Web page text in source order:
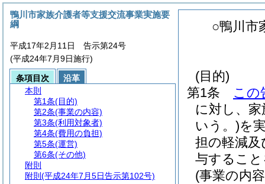
○鴨川市
(目的)
第1条
この
に対し、
いう。)を
担の軽減
与するこ
(事業の内
鴨川市家族介護者等支援交流事業実施要
綱
平成17年2月11日 告示第24号
(平成24年7月9日施行)
条項目次
沿革
本則
第1条(目的)
第2条(事業の内容)
第3条(利用対象者)
第4条(費用の負担)
第5条(運営)
第6条(その他)
附則
附則 (平成24年7月5日告示第102号)